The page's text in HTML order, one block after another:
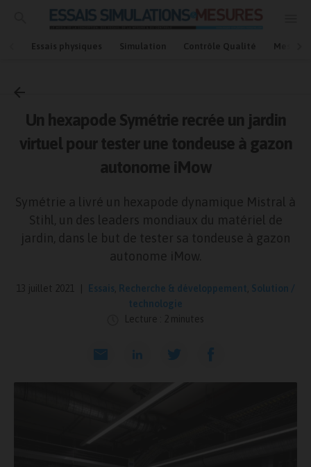
Essais physiques Simulation Contrôle Qualité Mesures
Accueil
Essais
Un hexapode Symétrie recrée un jardin
virtuel pour tester une tondeuse à gazon
autonome iMow
Symétrie a livré un hexapode dynamique Mistral à
Stihl, un des leaders mondiaux du matériel de
jardin, dans le but de tester sa tondeuse à gazon
autonome iMow.
13 juillet 2021 Essais Recherche & développement Solution /
technologie
Lecture : 2 minutes